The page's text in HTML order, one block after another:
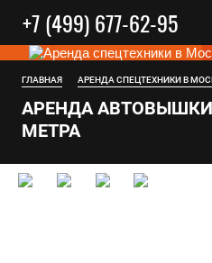
+7 (499) 677-62-95
ГЛАВНАЯ АРЕНДА СПЕЦТЕХНИКИ В
АРЕНДА АВТОВЫШКИ
МЕТРА